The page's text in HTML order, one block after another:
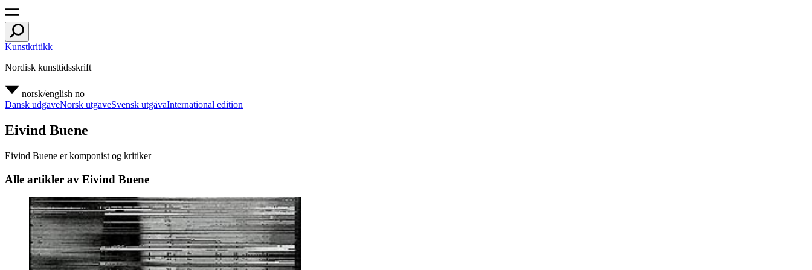
Kunstkritikk
Nordisk kunsttidsskrift
norsk/english no
Dansk udgaveNorsk utgaveSvensk utgåvaInternational edition
Eivind Buene
Eivind Buene er komponist og kritiker
Alle artikler av Eivind Buene